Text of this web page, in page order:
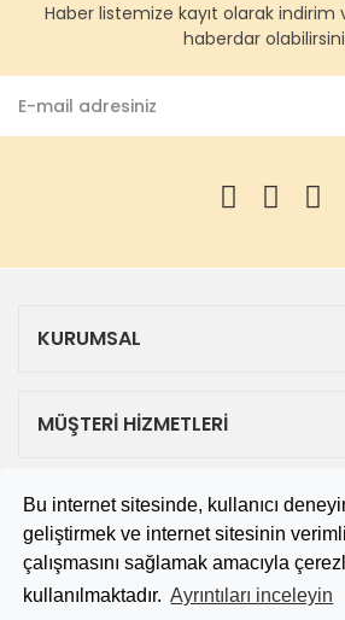
Bu internet sitesinde, kullanıcı
geliştirmek ve internet sitesinin verimli
çalışmasını sağlamak amacıyla
kullanılmaktadır. Ayrıntıları inceleyin
Haber listemize kayıt olarak
haberdar
KURUMSAL
MÜŞTERİ HİZMETLERİ
ALIŞVERİŞ